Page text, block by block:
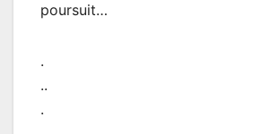
poursuit…
.
..
.